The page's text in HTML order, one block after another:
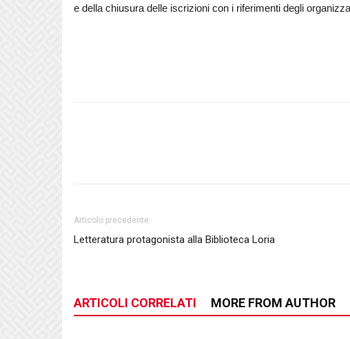
e della chiusura delle iscrizioni con i riferimenti degli
Articolo precedente
Letteratura protagonista alla Biblioteca Loria
ARTICOLI CORRELATI MORE FROM AUTHOR